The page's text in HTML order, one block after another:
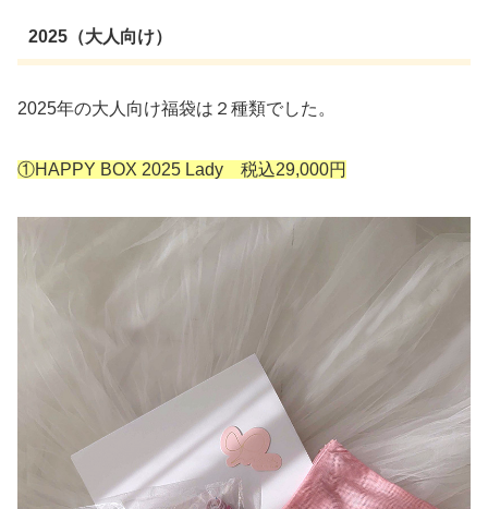
2025（大人向け）
2025年の大人向け福袋は２種類でした。
①HAPPY BOX 2025 Lady 税込29,000円